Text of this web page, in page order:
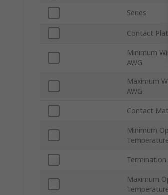
Series
Contact
Minimum
AWG
Maximum
AWG
Contact
Minimum
Temperature
Termination
Maximum
Temperature